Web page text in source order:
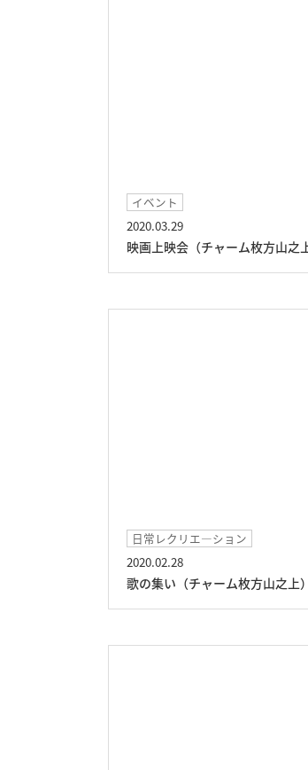
イベント
2020.03.29
映画上映会（チャーム枚方山之上
日常レクリエ―ション
2020.02.28
歌の集い（チャーム枚方山之上）